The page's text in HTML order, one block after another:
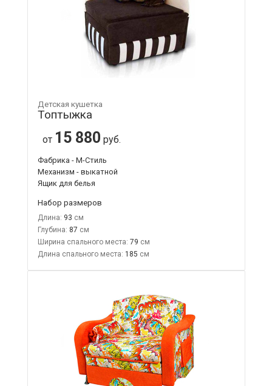
Детская кушетка
Топтыжка
от 15 880 руб.
Фабрика - М-Стиль
Механизм - выкатной
Ящик для белья
Набор размеров
Длина: 93
Глубина: 87
Ширина спального места: 79
Длина спального места: 185